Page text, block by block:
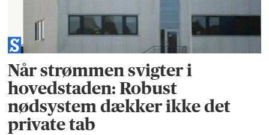
Når strømmen svigter i
hovedstaden: Robust
nødsystem dækker ikke det
private tab